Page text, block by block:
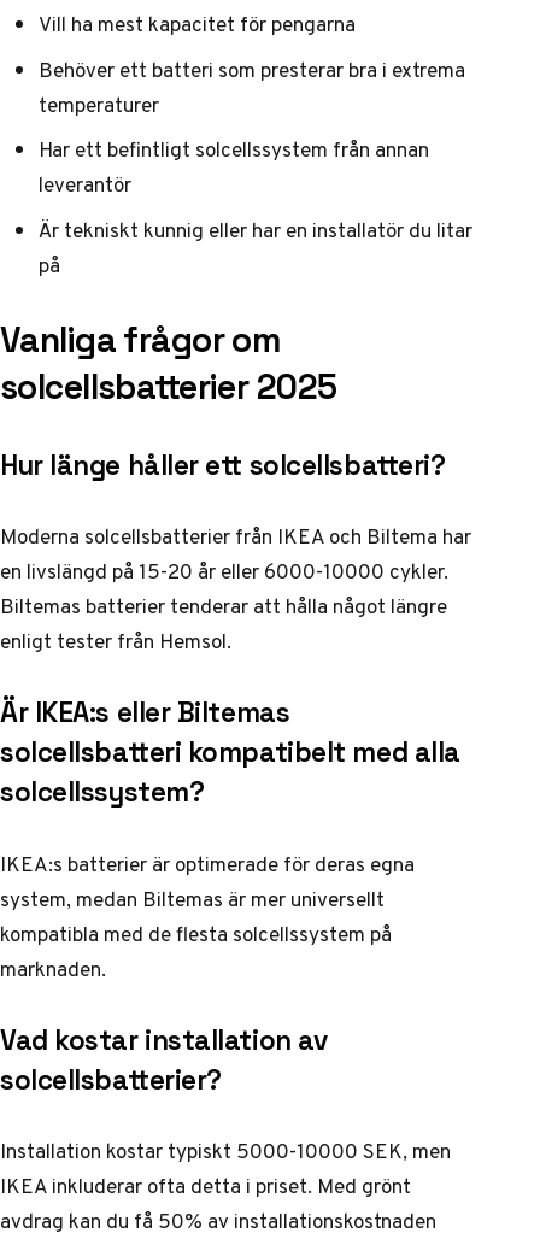
Vill ha mest kapacitet för pengarna
Behöver ett batteri som presterar bra i extrema
temperaturer
Har ett befintligt solcellssystem från annan
leverantör
Är tekniskt kunnig eller har en installatör du litar
på
Vanliga frågor om
solcellsbatterier 2025
Hur länge håller ett solcellsbatteri?
Moderna solcellsbatterier från IKEA och Biltema har
en livslängd på 15-20 år eller 6000-10000 cykler.
Biltemas batterier tenderar att hålla något längre
enligt tester från Hemsol.
Är IKEA:s eller Biltemas
solcellsbatteri kompatibelt med alla
solcellssystem?
IKEA:s batterier är optimerade för deras egna
system, medan Biltemas är mer universellt
kompatibla med de flesta solcellssystem på
marknaden.
Vad kostar installation av
solcellsbatterier?
Installation kostar typiskt 5000-10000 SEK, men
IKEA inkluderar ofta detta i priset. Med grönt
avdrag kan du få 50% av installationskostnaden